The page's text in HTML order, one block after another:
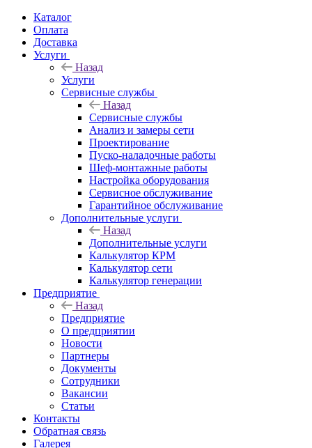
Каталог
Оплата
Доставка
Услуги
Назад
Услуги
Сервисные службы
Назад
Сервисные службы
Анализ и замеры сети
Проектирование
Пуско-наладочные работы
Шеф-монтажные работы
Настройка оборудования
Сервисное обслуживание
Гарантийное обслуживание
Дополнительные услуги
Назад
Дополнительные услуги
Калькулятор КРМ
Калькулятор сети
Калькулятор генерации
Предприятие
Назад
Предприятие
О предприятии
Новости
Партнеры
Документы
Сотрудники
Вакансии
Статьи
Контакты
Обратная связь
Галерея